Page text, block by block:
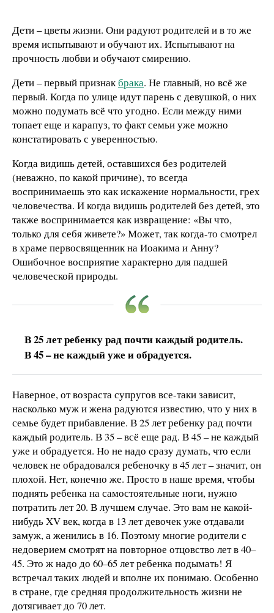
Дети – цветы жизни. Они радуют родителей и в то же
время испытывают и обучают их. Испытывают на
прочность любви и обучают смирению.
Дети – первый признакбрака. Не главный, но всё же
первый. Когда по улице идут парень с девушкой, о них
можно подумать всё что угодно. Если между ними
топает еще и карапуз, то факт семьи уже можно
констатировать с уверенностью.
Когда видишь детей, оставшихся без родителей
(неважно, по какой причине), то всегда
воспринимаешь это как искажение нормальности, грех
человечества. И когда видишь родителей без детей, это
также воспринимается как извращение: «Вы что,
только для себя живете?» Может, так когда-то смотрел
в храме первосвященник на Иоакима и Анну?
Ошибочное восприятие характерно для падшей
человеческой природы.
В 25 лет ребенку рад почти каждый родитель.
В 45 – не каждый уже и обрадуется.
Наверное, от возраста супругов все-таки зависит,
насколько муж и жена радуются известию, что у них в
семье будет прибавление. В 25 лет ребенку рад почти
каждый родитель. В 35 – всё еще рад. В 45 – не каждый
уже и обрадуется. Но не надо сразу думать, что если
человек не обрадовался ребеночку в 45 лет – значит, он
плохой. Нет, конечно же. Просто в наше время, чтобы
поднять ребенка на самостоятельные ноги, нужно
потратить лет 20. В лучшем случае. Это вам не какой-
нибудь XV век, когда в 13 лет девочек уже отдавали
замуж, а женились в 16. Поэтому многие родители с
недоверием смотрят на повторное отцовство лет в 40–
45. Это ж надо до 60–65 лет ребенка подымать! Я
встречал таких людей и вполне их понимаю. Особенно
в стране, где средняя продолжительность жизни не
дотягивает до 70 лет.